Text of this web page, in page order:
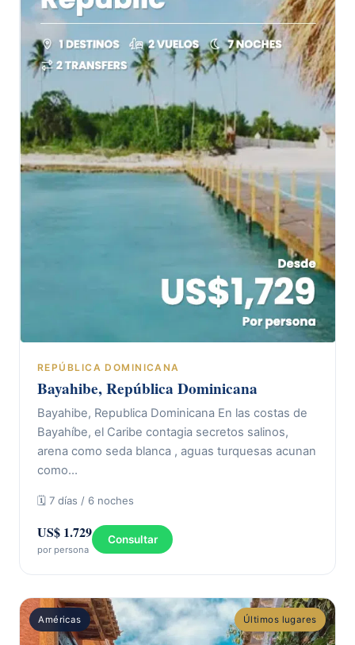
REPÚBLICA DOMINICANA
Bayahibe, República Dominicana
Bayahibe, Republica Dominicana En las costas de
Bayahíbe, el Caribe contagia secretos salinos,
arena como seda blanca , aguas turquesas acunan
como…
🗓 7 días / 6 noches
US$ 1.729
por persona
Consultar
Américas Últimos lugares